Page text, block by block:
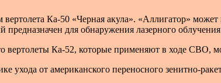
вертолета Ка-50 «Черная акула». «Аллигатор»
для обнаружения лазерного облучения
вертолеты Ка-52, которые применяют в ходе СВО,
ухода от американского переносного зенитно-